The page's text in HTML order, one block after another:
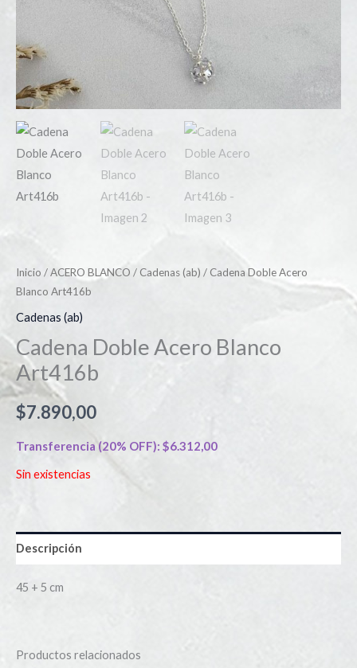
Inicio /ACERO BLANCO / Cadenas (ab) / Cadena Doble Acero
Blanco Art416b
Cadenas (ab)
Cadena Doble Acero Blanco
Art416b
$7.890,00
Transferencia (20% OFF): $6.312,00
Sin existencias
Descripción
45 + 5 cm
Productos relacionados